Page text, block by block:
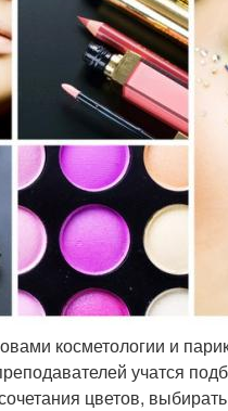
косметологии и
учатся
цветов, выбирать